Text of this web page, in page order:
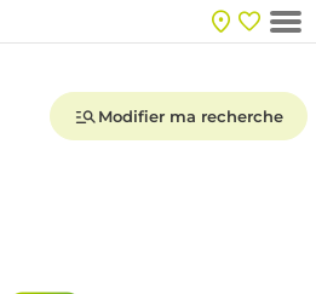
Modifier ma recherche